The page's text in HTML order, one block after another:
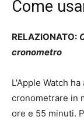
Come
RELAZIONATO:
cronometro
L'Apple Watch
cronometrare in
ore e 55 minuti.